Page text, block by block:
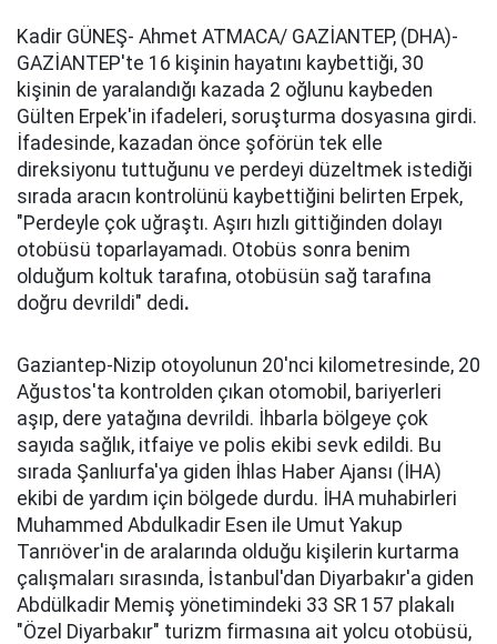
Kadir GÜNEŞ- Ahmet ATMACA/ GAZİANTEP, (DHA)-
GAZİANTEP'te 16 kişinin hayatını kaybettiği, 30
kişinin de yaralandığı kazada 2 oğlunu kaybeden
Gülten Erpek'in ifadeleri, soruşturma dosyasına girdi.
İfadesinde, kazadan önce şoförün tek elle
direksiyonu tuttuğunu ve perdeyi düzeltmek istediği
sırada aracın kontrolünü kaybettiğini belirten Erpek,
"Perdeyle çok uğraştı. Aşırı hızlı gittiğinden dolayı
otobüsü toparlayamadı. Otobüs sonra benim
olduğum koltuk tarafına, otobüsün sağ tarafına
doğru devrildi" dedi.
Gaziantep-Nizip otoyolunun 20'nci kilometresinde, 20
Ağustos'ta kontrolden çıkan otomobil, bariyerleri
aşıp, dere yatağına devrildi. İhbarla bölgeye çok
sayıda sağlık, itfaiye ve polis ekibi sevk edildi. Bu
sırada Şanlıurfa'ya giden İhlas Haber Ajansı (İHA)
ekibi de yardım için bölgede durdu. İHA muhabirleri
Muhammed Abdulkadir Esen ile Umut Yakup
Tanrıöver'in de aralarında olduğu kişilerin kurtarma
çalışmaları sırasında, İstanbul'dan Diyarbakır'a giden
Abdülkadir Memiş yönetimindeki 33 SR 157 plakalı
"Özel Diyarbakır" turizm firmasına ait yolcu otobüsü,